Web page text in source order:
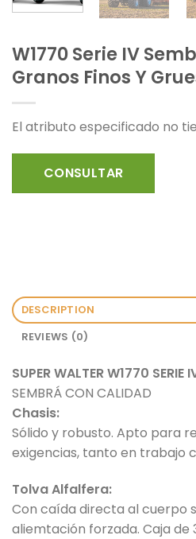
W1770 Serie IV
Granos Finos Y
El atributo especificado no
CONSULTAR
DESCRIPTION
REVIEWS (0)
SUPER WALTER W1770 SERIE
SEMBRÁ CON CALIDAD
Chasis:
Sólido y robusto. Apto para
exigencias, tanto en trabajo
Tolva Alfalfera:
Con caída directa al cuerpo
aliemtación forzada. Caja de